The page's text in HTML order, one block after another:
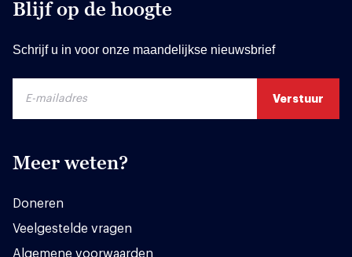
Blijf op de hoogte
Schrijf u in voor onze maandelijkse nieuwsbrief
Meer weten?
Doneren
Veelgestelde vragen
Algemene voorwaarden